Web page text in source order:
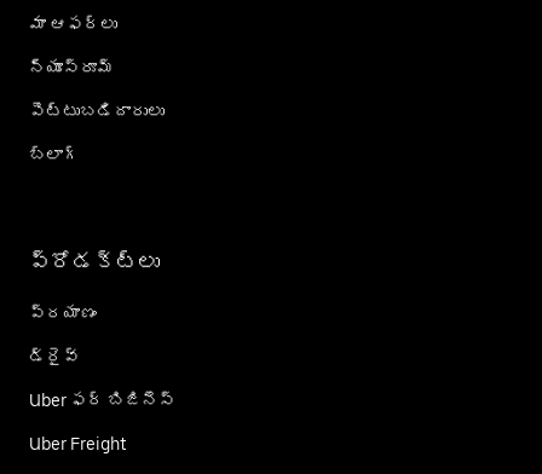
మా ఆఫర్లు
న్యూస్‌రూమ్
పెట్టుబడిదారులు
బ్లాగ్
ప్రోడక్ట్؜లు
ప్రయాణం
డ్రైవ్
Uber ఫర్ బిజినెస్
Uber Freight